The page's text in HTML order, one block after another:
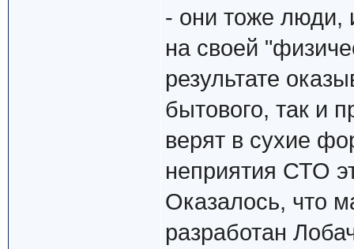
- они тоже люди,
на своей
результате
бытового, так и
верят в сухие
неприятия СТО
Оказалось, что
разработан